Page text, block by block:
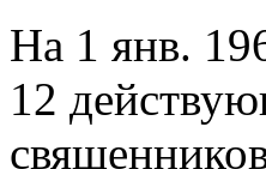
На 1 янв.
12